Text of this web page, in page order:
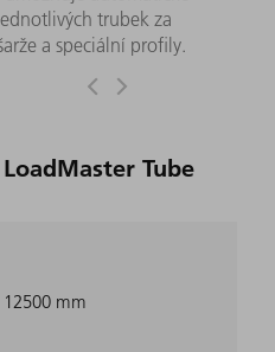
trubek za
a speciální profily.
LoadMaster Tube
12500 mm